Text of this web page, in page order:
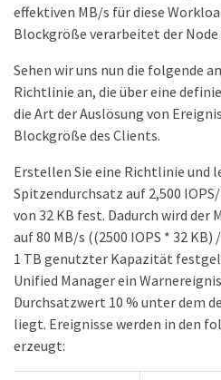
effektiven MB/s für diese
Blockgröße verarbeitet der Node
Sehen wir uns nun die folgende
Richtlinie an, die über eine
die Art der Auslösung von
Blockgröße des Clients.
Erstellen Sie eine Richtlinie und
Spitzendurchsatz auf 2,500
von 32 KB fest. Dadurch wird
auf 80 MB/s ((2500 IOPS * 32
1 TB genutzter Kapazität
Unified Manager ein
Durchsatzwert 10 % unter dem
liegt. Ereignisse werden in den
erzeugt: